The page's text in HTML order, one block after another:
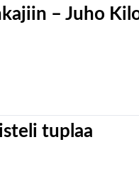
– Juho
tuplaa